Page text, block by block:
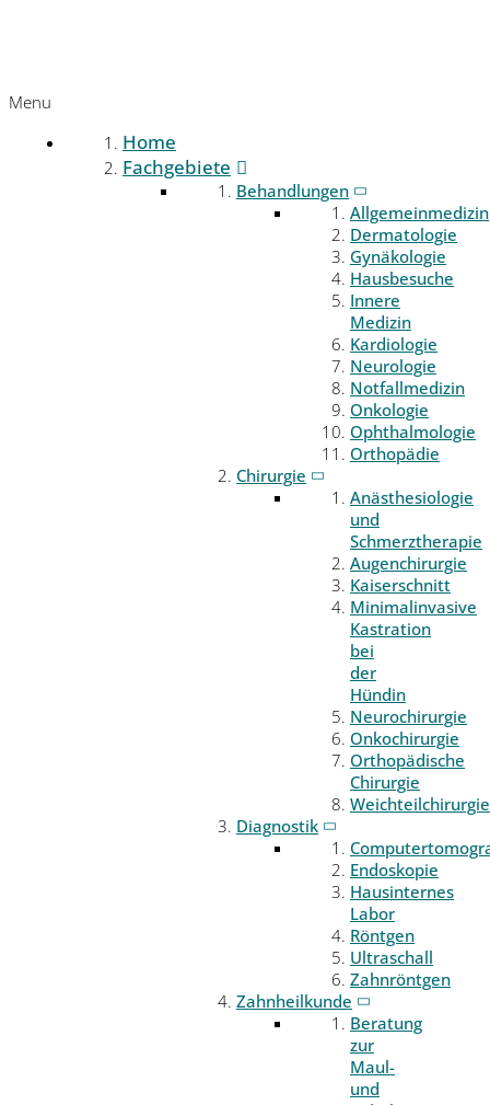
Menu
Home
Fachgebiete
Behandlungen
Allgemeinmedizin
Dermatologie
Gynäkologie
Hausbesuche
Innere
Medizin
Kardiologie
Neurologie
Notfallmedizin
Onkologie
Ophthalmologie
Orthopädie
Chirurgie
Anästhesiologie
und
Schmerztherapie
Augenchirurgie
Kaiserschnitt
Minimalinvasive
Kastration
bei
der
Hündin
Neurochirurgie
Onkochirurgie
Orthopädische
Chirurgie
Weichteilchirurgie
Diagnostik
Endoskopie
Hausinternes
Labor
Röntgen
Ultraschall
Zahnröntgen
Zahnheilkunde
Beratung
zur
Maul-
und